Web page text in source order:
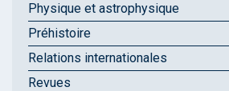
Physique et astrophysique
Préhistoire
Relations internationales
Revues